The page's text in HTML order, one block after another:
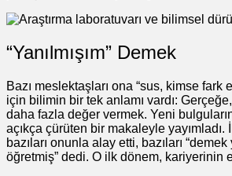
“Yanılmışım” Demek
Bazı meslektaşları ona “sus, kimse fark
için bilimin bir tek anlamı vardı:
daha fazla değer vermek. Yeni
açıkça çürüten bir makaleyle yayımladı.
bazıları onunla alay etti, bazıları
öğretmiş” dedi. O ilk dönem, kariyerinin